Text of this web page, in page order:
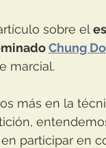
sobre el
Chung
marcial.
más en la
participar en